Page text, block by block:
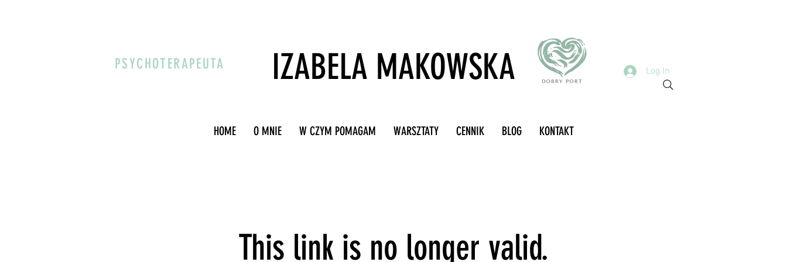
PSYCHOTERAPEUTA IZABELA MAKOWSKA Log In
HOME O MNIE W CZYM POMAGAM WARSZTATY CENNIK BLOG KONTAKT
This link is no longer valid.